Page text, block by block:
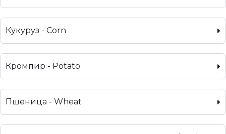
Кукуруз - Corn
Кромпир - Potato
Пшеница - Wheat